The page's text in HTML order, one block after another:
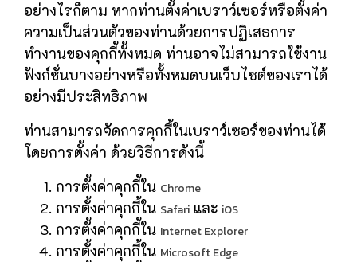
อย่างไรก็ตาม หากท่านตั้งค่าเบราว์เซอร์หรือตั้งค่า
ความเป็นส่วนตัวของท่านด้วยการปฏิเสธการ
ทำงานของคุกกี้ทั้งหมด ท่านอาจไม่สามารถใช้งาน
ฟังก์ชั่นบางอย่างหรือทั้งหมดบนเว็บไซต์ของเราได้
อย่างมีประสิทธิภาพ
ท่านสามารถจัดการคุกกี้ในเบราว์เซอร์ของท่านได้
โดยการตั้งค่า ด้วยวิธีการดังนี้
การตั้งค่าคุกกี้ใน Chrome
การตั้งค่าคุกกี้ใน Safari และ iOS
การตั้งค่าคุกกี้ใน Internet Explorer
การตั้งค่าคุกกี้ใน Microsoft Edge